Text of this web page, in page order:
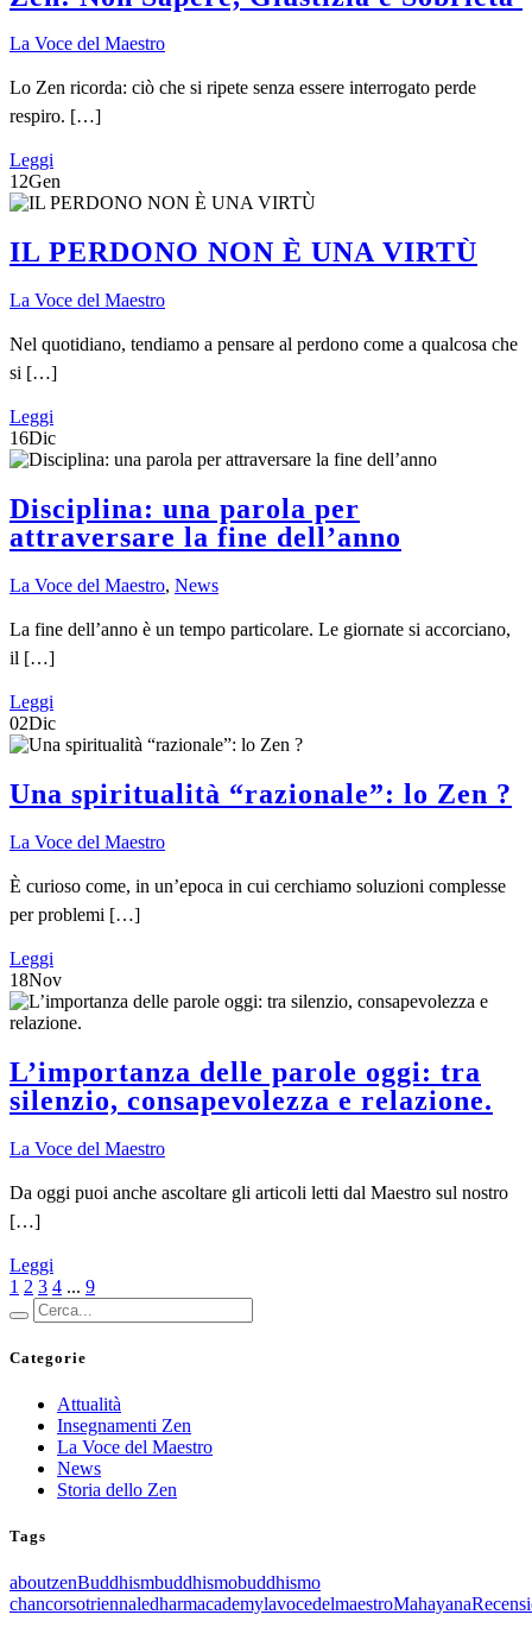
La Voce del Maestro
Lo Zen ricorda: ciò che si ripete senza essere interrogato perde
respiro. […]
Leggi
12Gen
IL PERDONO NON È UNA VIRTÙ
La Voce del Maestro
Nel quotidiano, tendiamo a pensare al perdono come a qualcosa che
si […]
Leggi
16Dic
Disciplina: una parola per
attraversare la fine dell’anno
La Voce del Maestro, News
La fine dell’anno è un tempo particolare. Le giornate si accorciano,
il […]
Leggi
02Dic
Una spiritualità “razionale”: lo Zen ?
La Voce del Maestro
È curioso come, in un’epoca in cui cerchiamo soluzioni complesse
per problemi […]
Leggi
18Nov
L’importanza delle parole oggi: tra
silenzio, consapevolezza e relazione.
La Voce del Maestro
Da oggi puoi anche ascoltare gli articoli letti dal Maestro sul nostro
[…]
Leggi
1 2 3 4 ... 9
Categorie
Attualità
Insegnamenti Zen
La Voce del Maestro
News
Storia dello Zen
Tags
aboutzenBuddhismbuddhismobuddhismo
chancorsotriennaledharmacademylavocedelmaestroMahayana